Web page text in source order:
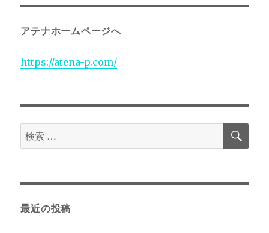
リ
アテナホームページへ
https://atena-p.com/
検
索
象:
検
最近の投稿